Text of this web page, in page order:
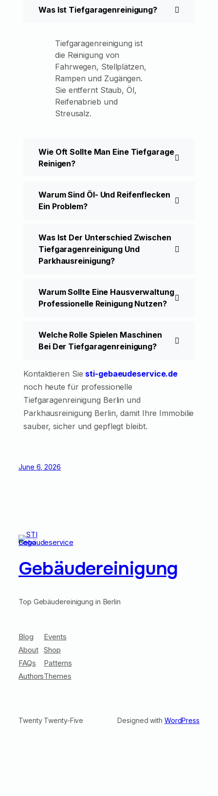
Was Ist Tiefgaragenreinigung?
Tiefgaragenreinigung ist
die Reinigung von
Fahrwegen, Stellplätzen,
Rampen und Zugängen.
Sie entfernt Staub, Öl,
Reifenabrieb und
Streusalz.
Wie Oft Sollte Man Eine Tiefgarage
Reinigen?
Warum Sind Öl- Und Reifenflecken
Ein Problem?
Was Ist Der Unterschied Zwischen
Tiefgaragenreinigung Und
Parkhausreinigung?
Warum Sollte Eine Hausverwaltung
Professionelle Reinigung Nutzen?
Welche Rolle Spielen Maschinen
Bei Der Tiefgaragenreinigung?
Kontaktieren Sie sti-gebaeudeservice.de
noch heute für professionelle
Tiefgaragenreinigung Berlin und
Parkhausreinigung Berlin, damit Ihre Immobilie
sauber, sicher und gepflegt bleibt.
June 6, 2026
Gebäudereinigung
Top Gebäudereinigung in Berlin
Blog
About
FAQs
Authors
Events
Shop
Patterns
Themes
Twenty Twenty-Five Designed with WordPress